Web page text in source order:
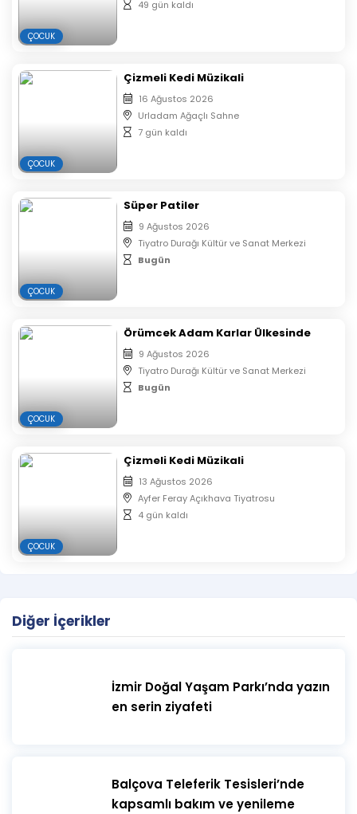
E-Biletiniz Mail ve Sms olarak size gelecektir.
Çıktı almanıza gerek yoktur.
alınmayacaktır.
ÇOCUK
49 gün kaldı
ÇOCUK
Çizmeli Kedi Müzikali
16 Ağustos 2026
Urladam Ağaçlı Sahne
7 gün kaldı
ÇOCUK
Süper Patiler
9 Ağustos 2026
Tiyatro Durağı Kültür ve Sanat Merkezi
Bugün
ÇOCUK
Örümcek Adam Karlar Ülkesinde
9 Ağustos 2026
Tiyatro Durağı Kültür ve Sanat Merkezi
Bugün
ÇOCUK
Çizmeli Kedi Müzikali
13 Ağustos 2026
Ayfer Feray Açıkhava Tiyatrosu
4 gün kaldı
Diğer İçerikler
İzmir Doğal Yaşam Parkı’nda yazın
en serin ziyafeti
​Balçova Teleferik Tesisleri’nde
kapsamlı bakım ve yenileme